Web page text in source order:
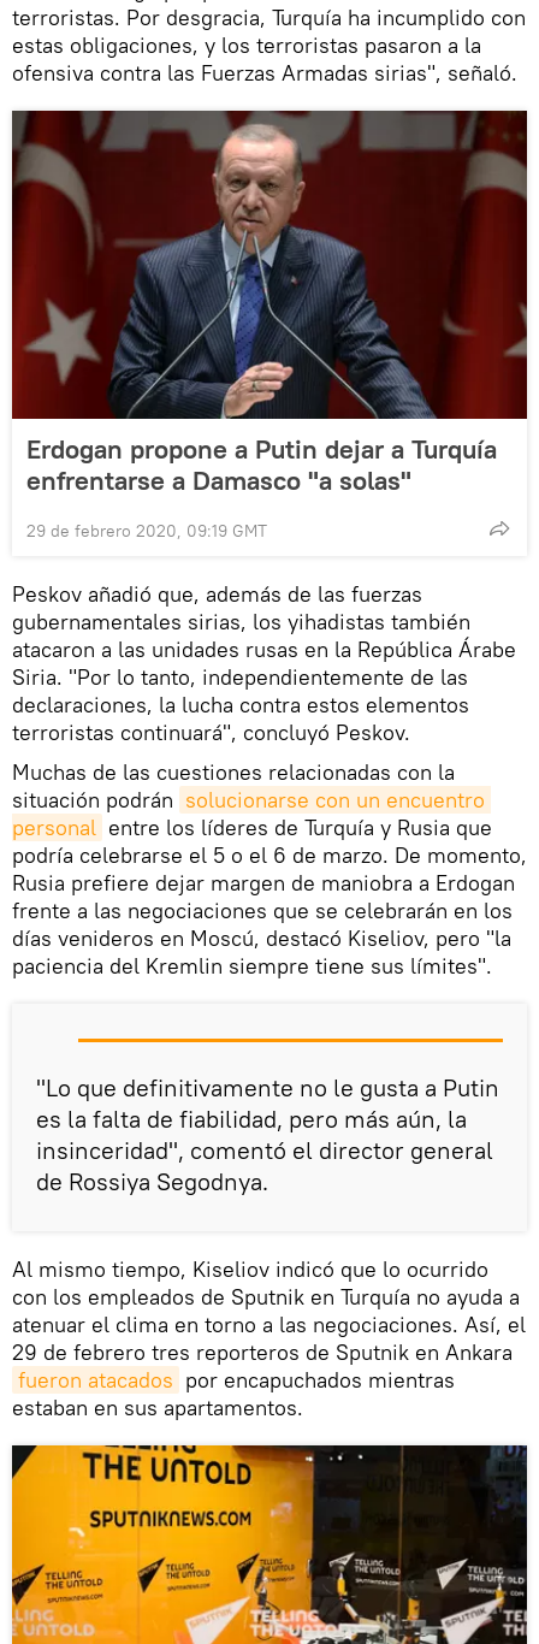
terroristas. Por desgracia, Turquía ha incumplido con
estas obligaciones, y los terroristas pasaron a la
ofensiva contra las Fuerzas Armadas sirias", señaló.
Erdogan propone a Putin dejar a Turquía
enfrentarse a Damasco "a solas"
29 de febrero 2020, 09:19 GMT
Peskov añadió que, además de las fuerzas
gubernamentales sirias, los yihadistas también
atacaron a las unidades rusas en la República Árabe
Siria. "Por lo tanto, independientemente de las
declaraciones, la lucha contra estos elementos
terroristas continuará", concluyó Peskov.
Muchas de las cuestiones relacionadas con la
situación podrán solucionarse con un encuentro
personal entre los líderes de Turquía y Rusia que
podría celebrarse el 5 o el 6 de marzo. De momento,
Rusia prefiere dejar margen de maniobra a Erdogan
frente a las negociaciones que se celebrarán en los
días venideros en Moscú, destacó Kiseliov, pero "la
paciencia del Kremlin siempre tiene sus límites".
"Lo que definitivamente no le gusta a Putin
es la falta de fiabilidad, pero más aún, la
insinceridad", comentó el director general
de Rossiya Segodnya.
Al mismo tiempo, Kiseliov indicó que lo ocurrido
con los empleados de Sputnik en Turquía no ayuda a
atenuar el clima en torno a las negociaciones. Así, el
29 de febrero tres reporteros de Sputnik en Ankara
fueron atacados por encapuchados mientras
estaban en sus apartamentos.